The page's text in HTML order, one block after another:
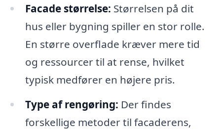
Facade størrelse: Størrelsen på dit
hus eller bygning spiller en stor rolle.
En større overflade kræver mere tid
og ressourcer til at rense, hvilket
typisk medfører en højere pris.
Type af rengøring: Der findes
forskellige metoder til facaderens,